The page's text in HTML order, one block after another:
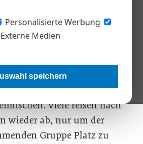
Personalisierte Werbung
Externe Medien
speichern
kann nachhaltiger Tourismus.
von Touristen schieben
betreten ungefragt die
Viele reisen nach
wieder ab, nur um der
Gruppe Platz zu